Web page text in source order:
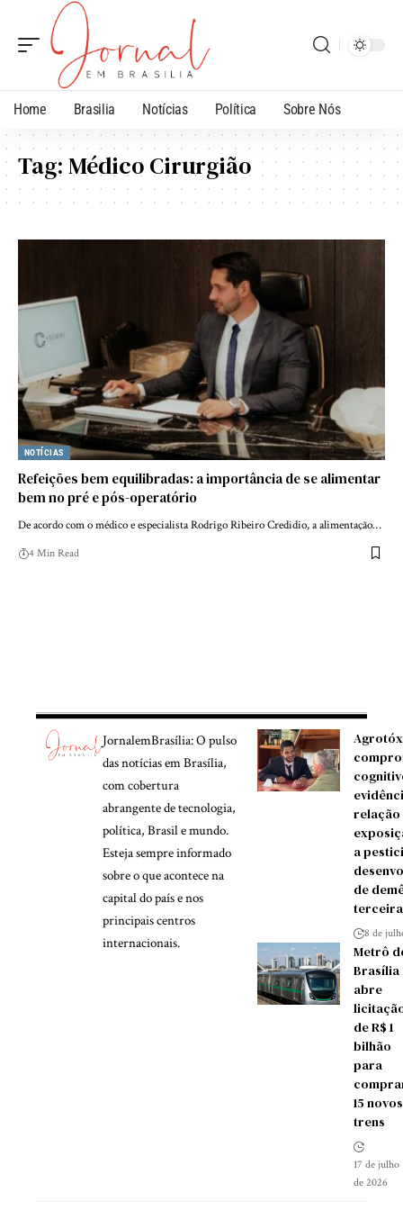
Home Brasilia Notícias Política Sobre Nós
Tag:Médico Cirurgião
NOTÍCIAS
Refeições bem equilibradas: a importância de se alimentar
bem no pré e pós-operatório
De acordo com o médico e especialista Rodrigo Ribeiro Credidio, a alimentação…
4 Min Read
JornalemBrasília: O pulso
das notícias em Brasília,
com cobertura
abrangente de tecnologia,
política, Brasil e mundo.
Esteja sempre informado
sobre o que acontece na
capital do país e nos
principais centros
internacionais.
a
de
8 de
Metrô
Brasília
abre
de R$ 1
bilhão
para
15 novos
trens
17 de julho
de 2026